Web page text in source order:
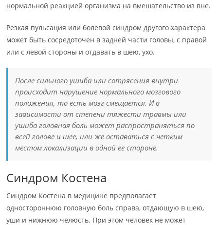
нормальной реакцией организма на вмешательство из вне.
Резкая пульсация или болевой синдром другого характера
может быть сосредоточен в задней части головы, с правой
или с левой стороны и отдавать в шею, ухо.
После сильного ушиба или сотрясения внутри
происходит нарушение нормального мозгового
положения, то есть мозг смещается. И в
зависимости от степени тяжести травмы или
ушиба головная боль может распространяться по
всей голове и шее, или же оставаться с четким
местом локализации в одной ее стороне.
Синдром Костена
Синдром Костена в медицине предполагает
одностороннюю головную боль справа, отдающую в шею,
уши и нижнюю челюсть. При этом человек не может